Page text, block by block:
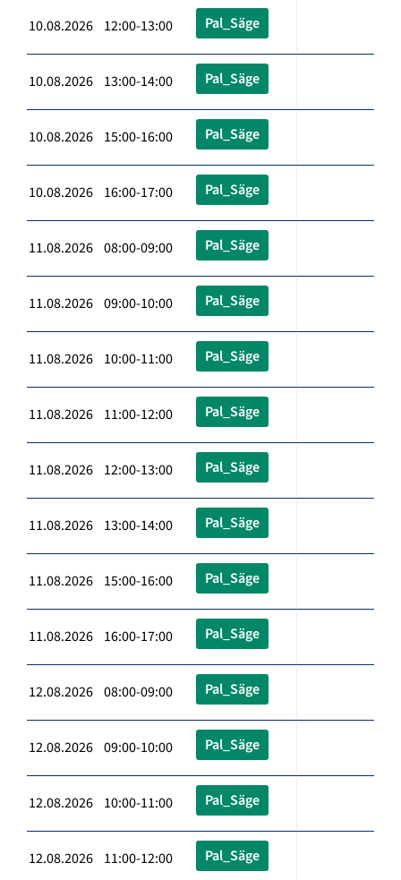
10.08.2026 12:00-13:00 Pal_Säge
10.08.2026 13:00-14:00 Pal_Säge
10.08.2026 15:00-16:00 Pal_Säge
10.08.2026 16:00-17:00 Pal_Säge
11.08.2026 08:00-09:00 Pal_Säge
11.08.2026 09:00-10:00 Pal_Säge
11.08.2026 10:00-11:00 Pal_Säge
11.08.2026 11:00-12:00 Pal_Säge
11.08.2026 12:00-13:00 Pal_Säge
11.08.2026 13:00-14:00 Pal_Säge
11.08.2026 15:00-16:00 Pal_Säge
11.08.2026 16:00-17:00 Pal_Säge
12.08.2026 08:00-09:00 Pal_Säge
12.08.2026 09:00-10:00 Pal_Säge
12.08.2026 10:00-11:00 Pal_Säge
12.08.2026 11:00-12:00 Pal_Säge